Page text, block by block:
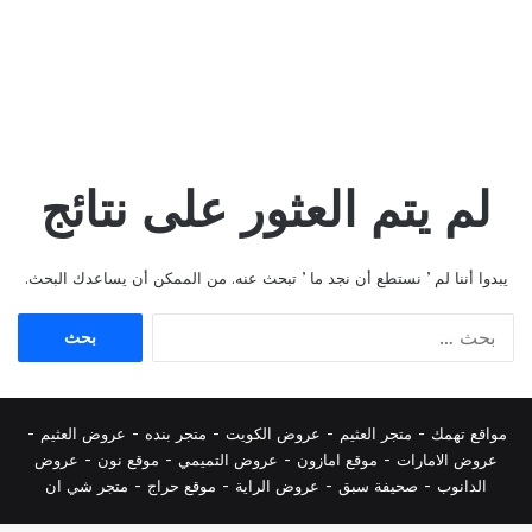
لم يتم العثور على نتائج
يبدوا أننا لم ’ نستطع أن نجد ما ’ تبحث عنه. من الممكن أن يساعدك البحث.
مواقع تهمك - متجر العثيم - عروض الكويت - متجر بنده - عروض العثيم -
عروض الامارات - موقع امازون - عروض التميمي - موقع نون - عروض
الدانوب - صحيفة سبق - عروض الراية - موقع حراج - متجر شي ان